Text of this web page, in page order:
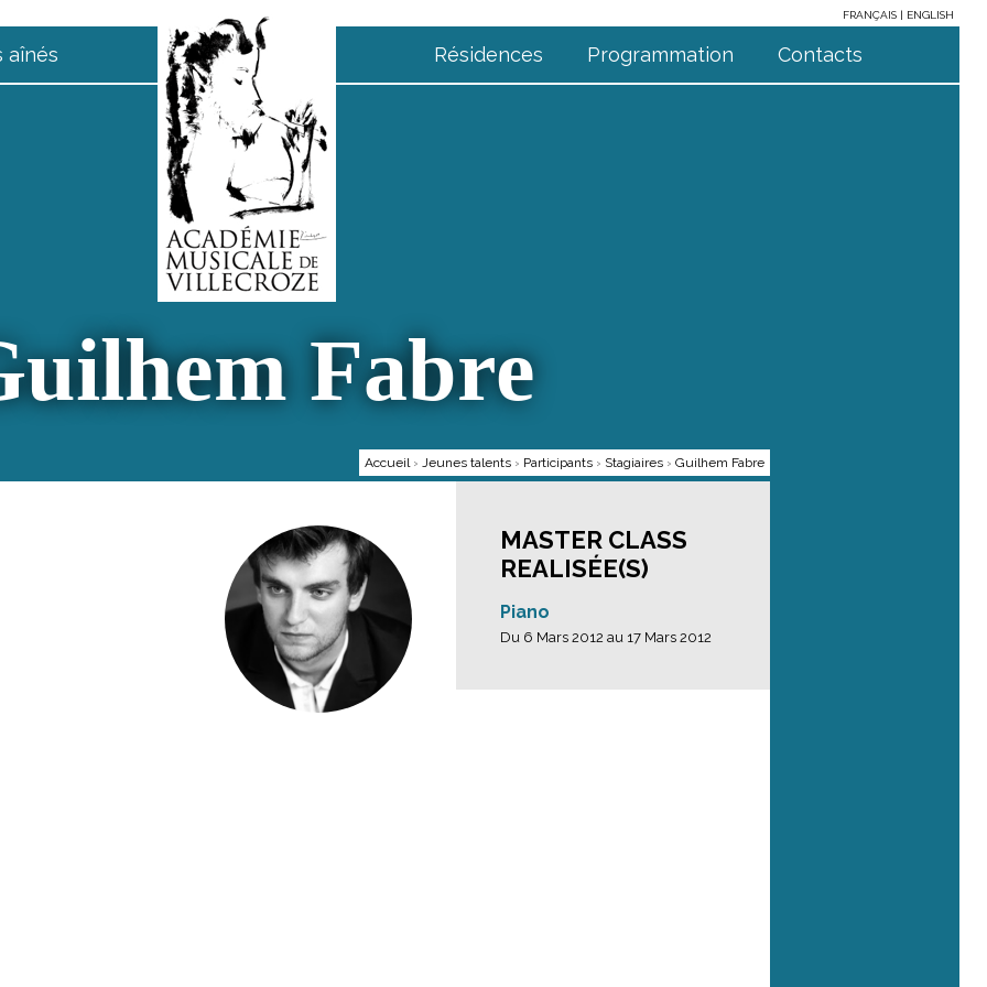
FRANÇAIS
ENGLISH
aînés Résidences Programmation Contacts
Fabre
Accueil › Jeunes talents › Participants › Stagiaires › Guilhem Fabre
MASTER CLASS
REALISÉE(S)
Piano
Du 6 Mars 2012 au 17 Mars 2012